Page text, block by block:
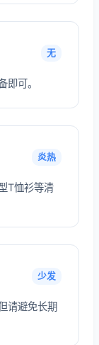
无
即可。
炎热
T恤衫等清
少发
请避免长期